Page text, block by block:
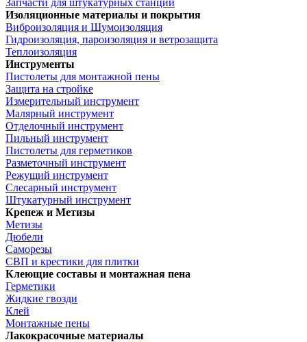
Запчасти для штукатурных станций
Изоляционные материалы и покрытия
Виброизоляция и Шумоизоляция
Гидроизоляция, пароизоляция и ветрозащита
Теплоизоляция
Инструменты
Пистолеты для монтажной пены
Защита на стройке
Измерительный инструмент
Малярный инструмент
Отделочный инструмент
Пильный инструмент
Пистолеты для герметиков
Разметочный инструмент
Режущий инструмент
Слесарный инструмент
Штукатурный инструмент
Крепеж и Метизы
Метизы
Дюбели
Саморезы
СВП и крестики для плитки
Клеющие составы и монтажная пена
Герметики
Жидкие гвозди
Клей
Монтажные пены
Лакокрасочные материалы